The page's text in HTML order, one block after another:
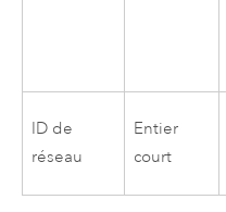
ID de
réseau
Entier
court